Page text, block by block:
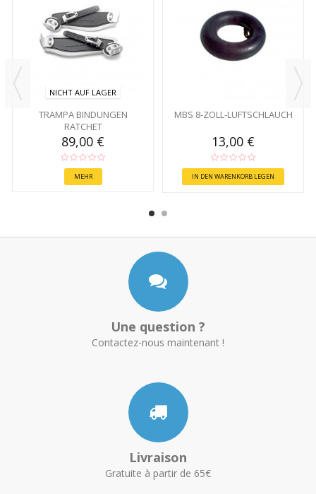
NICHT AUF LAGER
TRAMPA BINDUNGEN
RATCHET
89,00 €
MEHR
MBS 8-ZOLL-LUFTSCHLAUCH
13,00 €
IN DEN WARENKORB LEGEN
Une question ?
Contactez-nous maintenant !
Livraison
Gratuite à partir de 65€